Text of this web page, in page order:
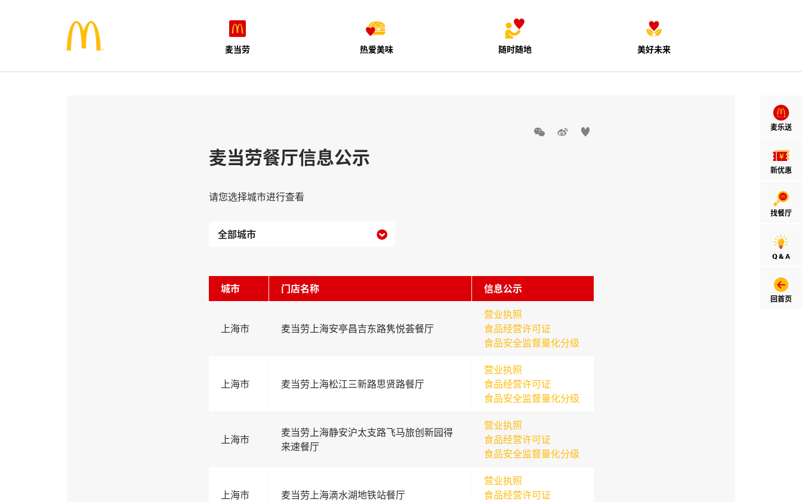
麦当劳 热爱美味 随时随地 美好未来
麦乐送
新优惠
找餐厅
Q & A
回首页
  
麦当劳餐厅信息公示
请您选择城市进行查看

城市 门店名称 信息公示
上海市 麦当劳上海安亭昌吉东路隽悦荟餐厅
营业执照
食品经营许可证
食品安全监督量化分级
上海市 麦当劳上海松江三新路思贤路餐厅
营业执照
食品经营许可证
食品安全监督量化分级
上海市
麦当劳上海静安沪太支路飞马旅创新园得
来速餐厅
营业执照
食品经营许可证
食品安全监督量化分级
上海市 麦当劳上海滴水湖地铁站餐厅
营业执照
食品经营许可证